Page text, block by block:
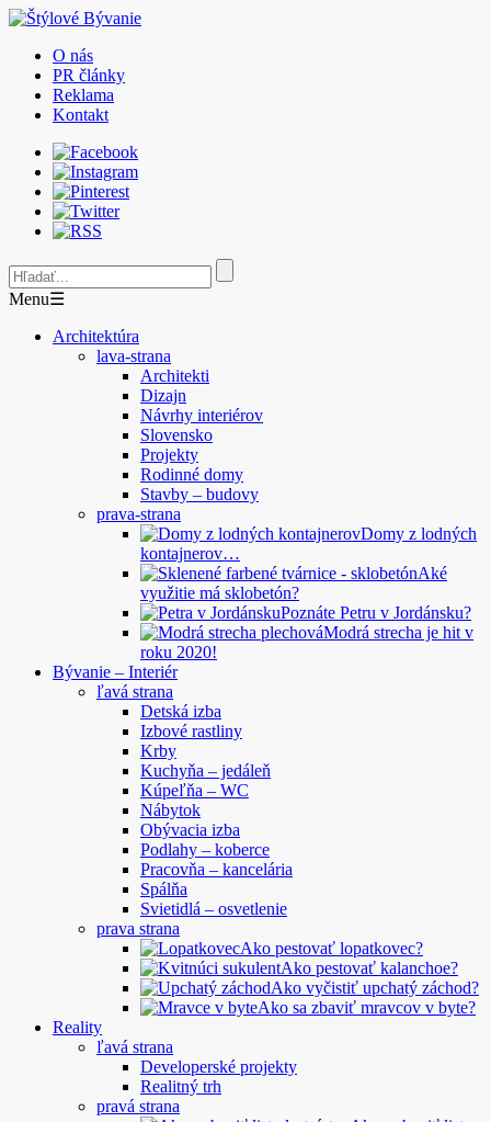
O nás
PR články
Reklama
Kontakt
Menu☰
Architektúra
lava-strana
Architekti
Dizajn
Návrhy interiérov
Slovensko
Projekty
Rodinné domy
Stavby – budovy
prava-strana
Domy z lodných
kontajnerov…
Aké
využitie má sklobetón?
Poznáte Petru v Jordánsku?
Modrá strecha je hit v
roku 2020!
Bývanie – Interiér
ľavá strana
Detská izba
Izbové rastliny
Krby
Kuchyňa – jedáleň
Kúpeľňa – WC
Nábytok
Obývacia izba
Podlahy – koberce
Pracovňa – kancelária
Spálňa
Svietidlá – osvetlenie
prava strana
Ako pestovať lopatkovec?
Ako pestovať kalanchoe?
Ako vyčistiť upchatý záchod?
Ako sa zbaviť mravcov v byte?
Reality
ľavá strana
Developerské projekty
Realitný trh
pravá strana